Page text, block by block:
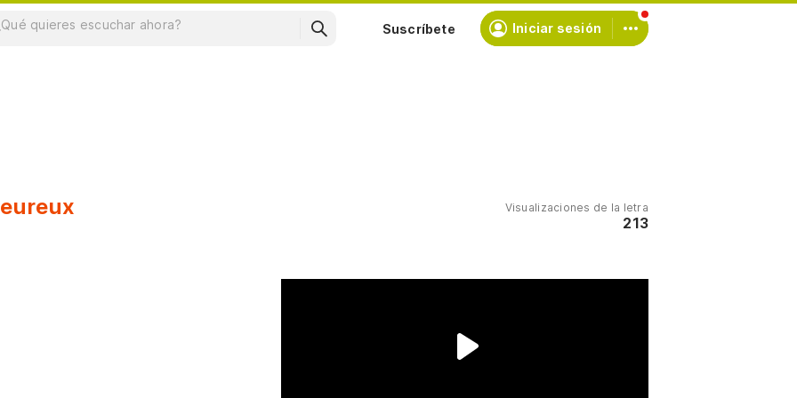
Suscríbete Iniciar sesión
Visualizaciones de la letra
213